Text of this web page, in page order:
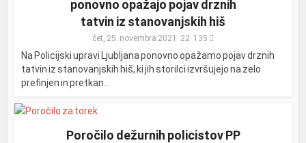
ponovno opažajo pojav drznih
tatvin iz stanovanjskih hiš
čet, 25. novembra 2021 135
Na Policijski upravi Ljubljana ponovno opažamo pojav drznih
tatvin iz stanovanjskih hiš, ki jih storilci izvršujejo na zelo
prefinjen in pretkan...
Poročilo dežurnih policistov PP